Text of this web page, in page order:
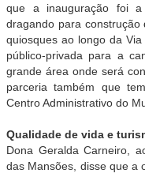
que a inauguração foi a
dragando para
quiosques ao longo da
público-privada para a
grande área onde será
parceria também que
Centro Administrativo do
Qualidade de vida e
Dona Geralda Carneiro,
das Mansões, disse que a